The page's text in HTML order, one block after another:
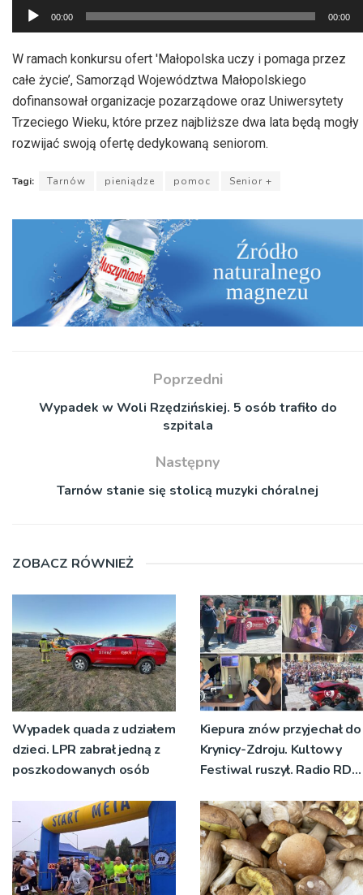
Odtwarzacz
plików
dźwiękowych
00:00 00:00
W ramach konkursu ofert 'Małopolska uczy i pomaga przez
całe życie’, Samorząd Województwa Małopolskiego
dofinansował organizacje pozarządowe oraz Uniwersytety
Trzeciego Wieku, które przez najbliższe dwa lata będą mogły
rozwijać swoją ofertę dedykowaną seniorom.
Tagi: Tarnów pieniądze pomoc Senior +
Poprzedni
Wypadek w Woli Rzędzińskiej. 5 osób trafiło do
szpitala
Następny
Tarnów stanie się stolicą muzyki chóralnej
ZOBACZ RÓWNIEŻ
Wypadek quada z udziałem
dzieci. LPR zabrał jedną z
poszkodowanych osób
Kiepura znów przyjechał do
Krynicy-Zdroju. Kultowy
Festiwal ruszył. Radio RDN
żywo [ZDJĘCIA]